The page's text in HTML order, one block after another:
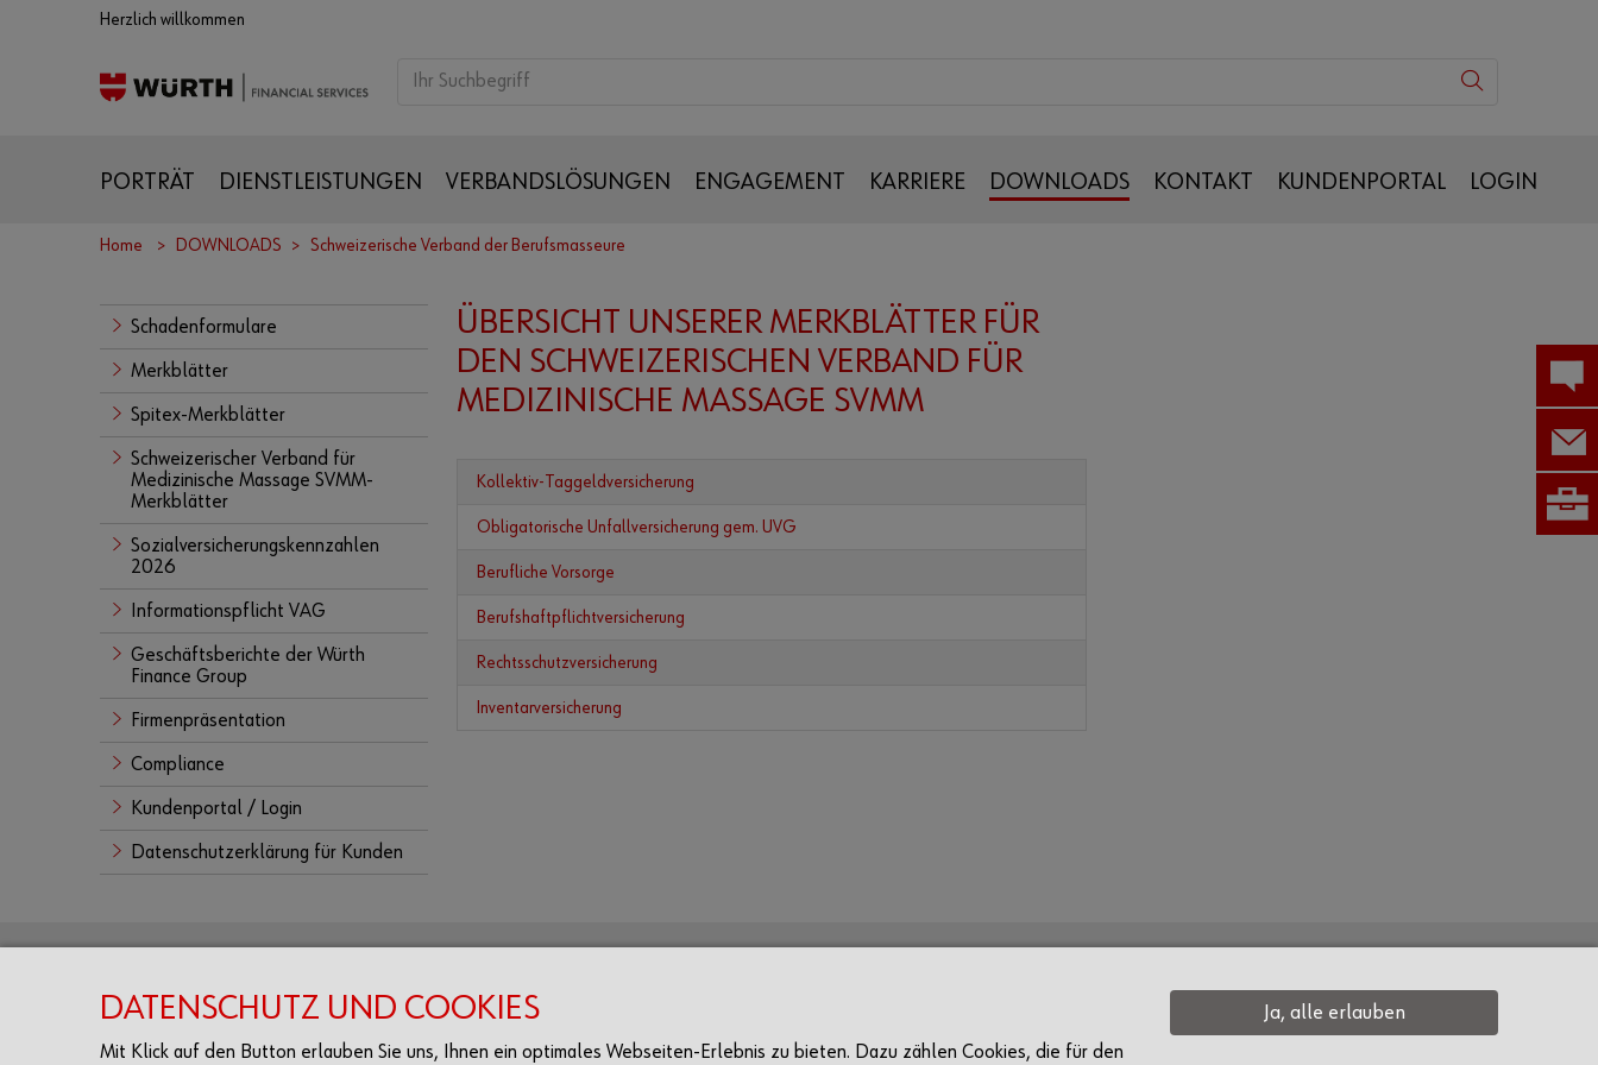
Herzlich willkommen
PORTRÄT DIENSTLEISTUNGEN VERBANDSLÖSUNGEN ENGAGEMENT KARRIERE DOWNLOADS KONTAKT KUNDENPORTAL LOGIN
Home DOWNLOADS Schweizerische Verband der Berufsmasseure
Schadenformulare
Merkblätter
Spitex-Merkblätter
Schweizerischer Verband für
Medizinische Massage SVMM-
Merkblätter
Sozialversicherungskennzahlen
2026
Informationspflicht VAG
Geschäftsberichte der Würth
Finance Group
Firmenpräsentation
Compliance
Kundenportal / Login
Datenschutzerklärung für Kunden
ÜBERSICHT UNSERER MERKBLÄTTER FÜR
DEN SCHWEIZERISCHEN VERBAND FÜR
MEDIZINISCHE MASSAGE SVMM
Kollektiv-Taggeldversicherung
Obligatorische Unfallversicherung gem. UVG
Berufliche Vorsorge
Berufshaftpflichtversicherung
Rechtsschutzversicherung
Inventarversicherung
Über uns
Login
Headquarter Rorschach
DATENSCHUTZ UND COOKIES
Mit Klick auf den Button erlauben Sie uns, Ihnen ein optimales Webseiten-Erlebnis zu bieten. Dazu zählen Cookies, die für den
Ja, alle erlauben